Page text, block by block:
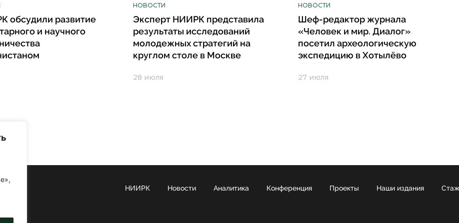
обсудили развитие
и научного
НОВОСТИ
Эксперт НИИРК представила
результаты исследований
молодежных стратегий на
круглом столе в Москве
28 июля
НОВОСТИ
Шеф-редактор журнала
«Человек и мир. Диалог»
посетил археологическую
экспедицию в Хотылёво
27 июля
НИИРК Новости Аналитика Конференция Проекты Наши издания